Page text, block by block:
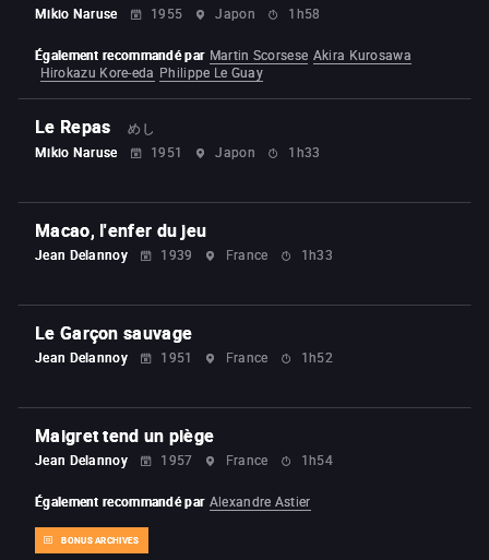
Mikio Naruse 1955 Japon 1h58
Également recommandé par Martin Scorsese Akira Kurosawa
Hirokazu Kore-eda Philippe Le Guay
Le Repas
めし
Mikio Naruse
1951 Japon 1h33
Macao, l'enfer du jeu
Jean Delannoy 1939 France 1h33
Le Garçon sauvage
Jean Delannoy 1951 France 1h52
Maigret tend un piège
Jean Delannoy 1957 France 1h54
BONUS ARCHIVES
Également recommandé par Alexandre Astier